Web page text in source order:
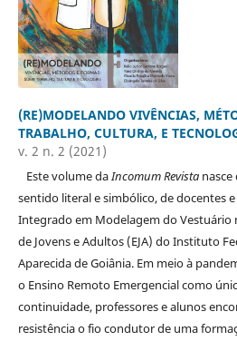
(RE)MODELANDO VIVÊNCIAS,
TRABALHO, CULTURA, E
v. 2 n. 2 (2021)
Este volume daIncomum Revistanasce
sentido literal e simbólico, de docentes
Integrado em Modelagem do Vestuário
de Jovens e Adultos (EJA) do Instituto
Aparecida de Goiânia. Em meio à
o Ensino Remoto Emergencial como
continuidade, professores e alunos
resistência o fio condutor de uma